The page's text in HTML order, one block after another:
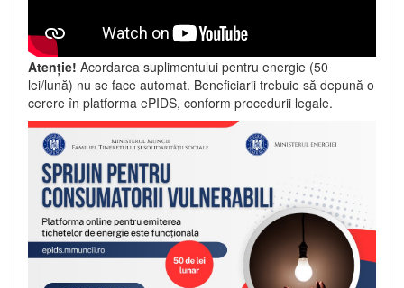
Atenție! Acordarea suplimentului pentru energie (50
lei/lună) nu se face automat. Beneficiarii trebuie să depună o
cerere în platforma ePIDS, conform procedurii legale.